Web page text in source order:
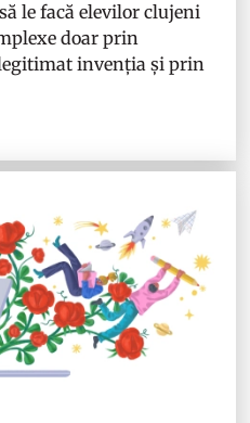
le facă elevilor clujeni
doar prin
invenția și prin